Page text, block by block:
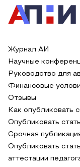
Журнал АИ
Научные
Руководство для
Финансовые
Отзывы
Как опубликовать
Опубликовать
Срочная
Опубликовать
аттестации